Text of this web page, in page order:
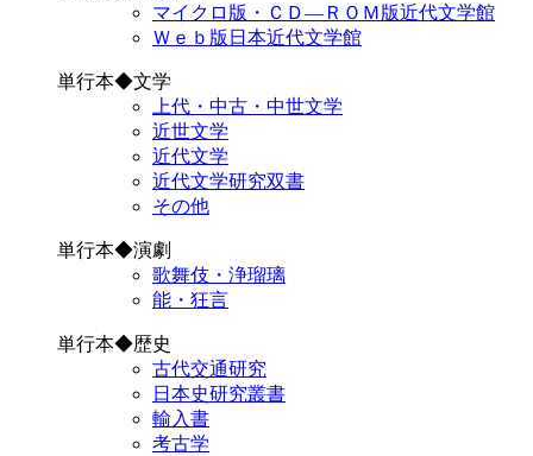
マイクロ版・ＣＤ―ＲＯＭ版近代文学館
Ｗｅｂ版日本近代文学館
単行本◆文学
上代・中古・中世文学
近世文学
近代文学
近代文学研究双書
その他
単行本◆演劇
歌舞伎・浄瑠璃
能・狂言
単行本◆歴史
古代交通研究
日本史研究叢書
輸入書
考古学